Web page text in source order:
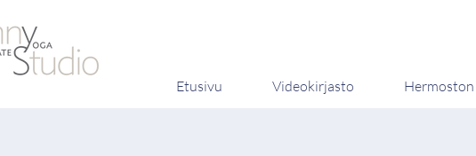
Etusivu Videokirjasto